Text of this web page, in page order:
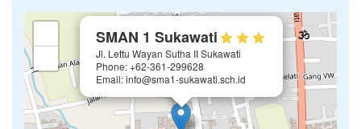
SMAN 1 Sukawati
Jl. Lettu Wayan Sutha II Sukawati
Phone: +62-361-299628
Email: info@sma1-sukawati.sch.id
+
−